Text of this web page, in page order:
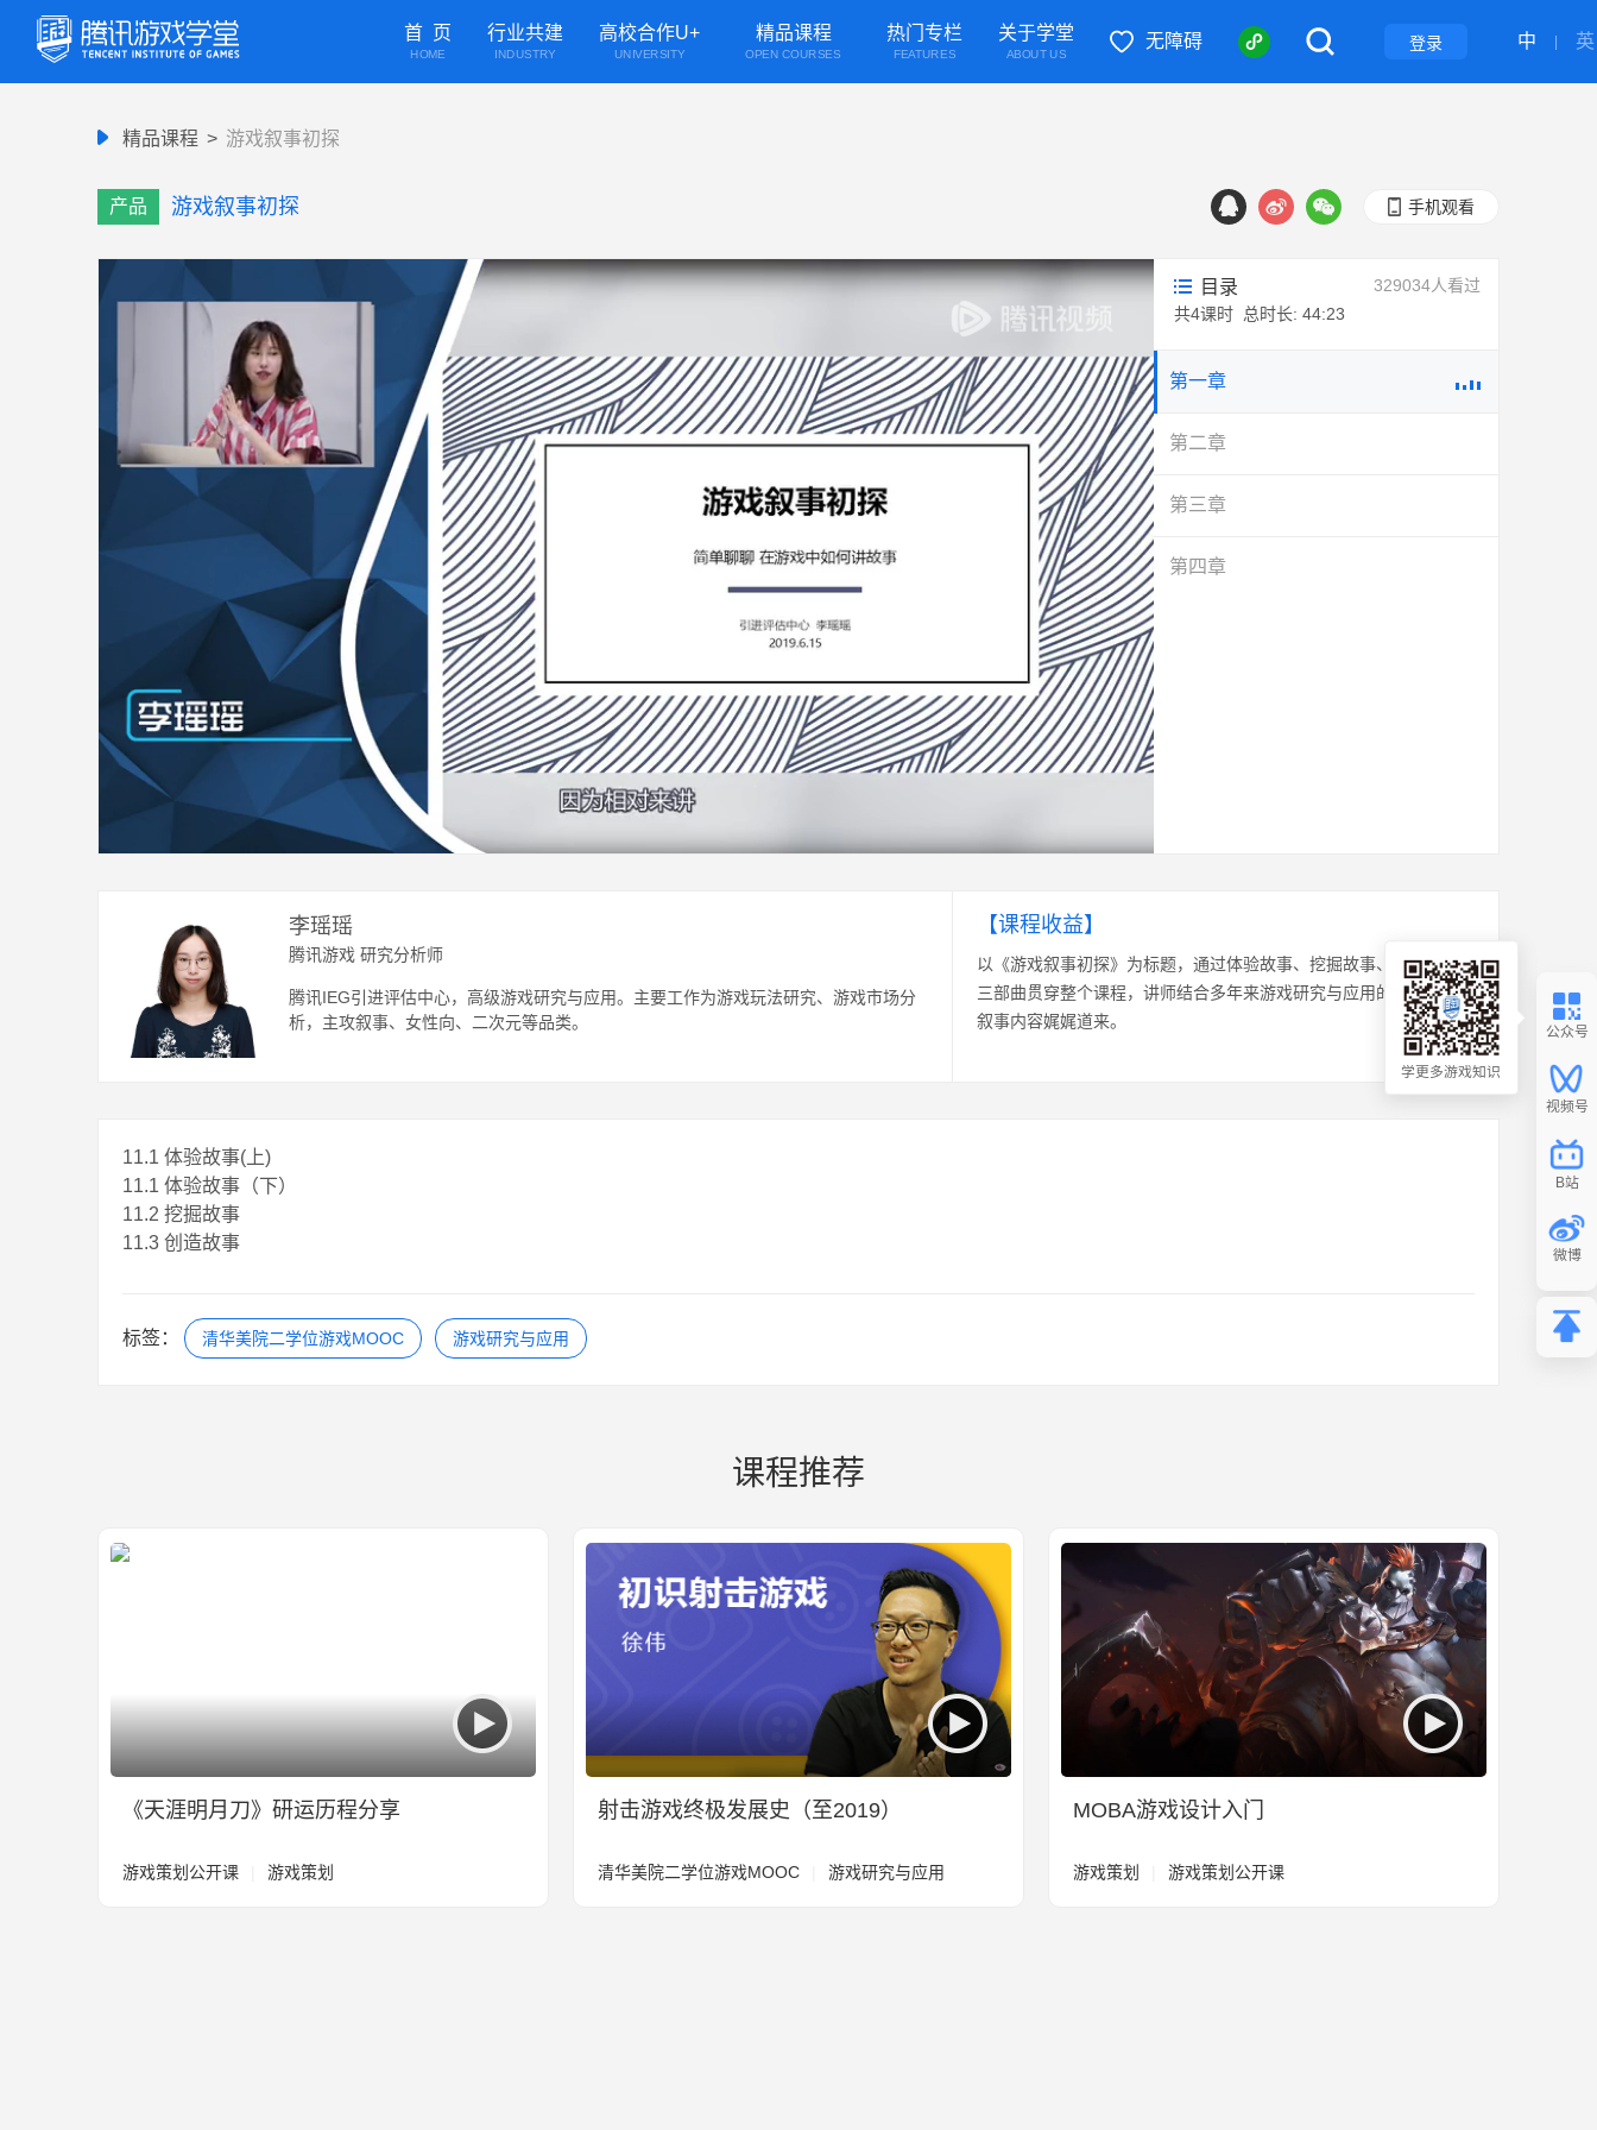
首 页
HOME
行业共建
INDUSTRY
高校合作U+
UNIVERSITY
精品课程
OPEN COURSES
热门专栏
FEATURES
关于学堂
ABOUT US
无障碍 登录 中 英
精品课程 > 游戏叙事初探
产品 游戏叙事初探 手机观看
目录
共4课时 总时长: 44:23
329034人看过
第一章
第二章
第三章
第四章
李瑶瑶
腾讯游戏 研究分析师
腾讯IEG引进评估中心，高级游戏研究与应用。主要工作为游戏玩法研究、游戏市场分
析，主攻叙事、女性向、二次元等品类。
【课程收益】
以《游戏叙事初探》为标题，通过体验故事、挖掘故事、创造故事
三部曲贯穿整个课程，讲师结合多年来游戏研究与应用的经验，将
叙事内容娓娓道来。
11.1 体验故事(上)
11.1 体验故事（下）
11.2 挖掘故事
11.3 创造故事
标签： 清华美院二学位游戏MOOC 游戏研究与应用
课程推荐
《天涯明月刀》研运历程分享
游戏策划公开课 游戏策划
射击游戏终极发展史（至2019）
清华美院二学位游戏MOOC 游戏研究与应用
MOBA游戏设计入门
游戏策划 游戏策划公开课